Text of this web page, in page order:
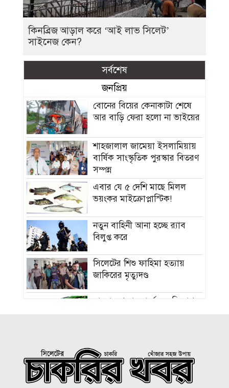
কিনব্রিজ আড়াল করে ‘আই লাভ সিলেট’
সাইনেজ কেন?
সর্বশেষ
জনপ্রিয়
বোনের বিয়ের কেনাকাটা শেষে
আর বাড়ি ফেরা হলো না ভাইয়ের
শাহজালাল জামেয়া ইসলামিয়ায়
বার্ষিক সাংস্কৃতিক পুরস্কার বিতরণ
সম্পন্ন
এবার যে ৫ দেশি মাছে মিলল
ভয়ংকর মাইক্রোপ্লাস্টিক!
নতুন বাহিনী আনা হচ্ছে র‍্যাব
বিলুপ্ত করে
সিলেটের শিশু ফাহিমা হত্যায়
জাকিরের মৃত্যুদণ্ড
বাংলাদেশ চা বোর্ডে বড় নিয়োগ
হবে সংসদে
১৮নং ওয়ার্ড বিএনপির উদ্যোগে